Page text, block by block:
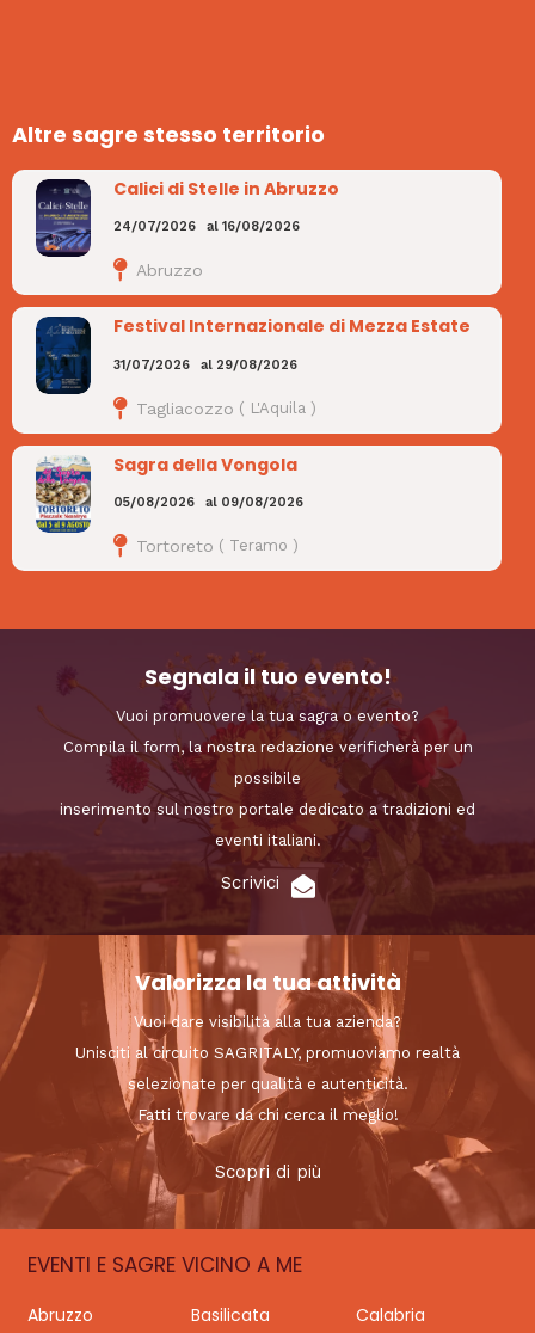
Altre sagre stesso territorio
Calici di Stelle in Abruzzo
24/07/2026 al16/08/2026
Abruzzo
Festival Internazionale di Mezza Estate
31/07/2026 al 29/08/2026
Tagliacozzo ( L'Aquila )
Sagra della Vongola
05/08/2026 al 09/08/2026
Tortoreto ( Teramo )
Segnala il tuo evento!
Vuoi promuovere la tua sagra o evento?
Compila il form, la nostra redazione verificherà per un
possibile
inserimento sul nostro portale dedicato a tradizioni ed
eventi italiani.
Scrivici
Valorizza la tua attività
Vuoi dare visibilità alla tua azienda?
Unisciti al circuito SAGRITALY, promuoviamo realtà
selezionate per qualità e autenticità.
Fatti trovare da chi cerca il meglio!
Scopri di più
EVENTI E SAGRE VICINO A ME
Abruzzo Basilicata
Calabria